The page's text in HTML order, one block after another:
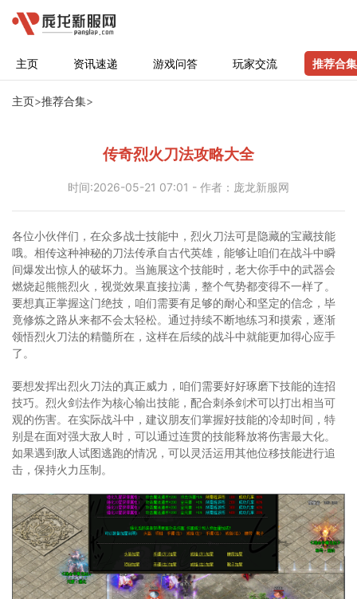
主页 资讯速递 游戏问答 玩家交流 推荐合集
主页>推荐合集>
传奇烈火刀法攻略大全
时间:2026-05-21 07:01 - 作者：庞龙新服网
各位小伙伴们，在众多战士技能中，烈火刀法可是隐藏的宝藏技能
哦。相传这种神秘的刀法传承自古代英雄，能够让咱们在战斗中瞬
间爆发出惊人的破坏力。当施展这个技能时，老大你手中的武器会
燃烧起熊熊烈火，视觉效果直接拉满，整个气势都变得不一样了。
要想真正掌握这门绝技，咱们需要有足够的耐心和坚定的信念，毕
竟修炼之路从来都不会太轻松。通过持续不断地练习和摸索，逐渐
领悟烈火刀法的精髓所在，这样在后续的战斗中就能更加得心应手
了。
要想发挥出烈火刀法的真正威力，咱们需要好好琢磨下技能的连招
技巧。烈火剑法作为核心输出技能，配合刺杀剑术可以打出相当可
观的伤害。在实际战斗中，建议朋友们掌握好技能的冷却时间，特
别是在面对强大敌人时，可以通过连贯的技能释放将伤害最大化。
如果遇到敌人试图逃跑的情况，可以灵活运用其他位移技能进行追
击，保持火力压制。